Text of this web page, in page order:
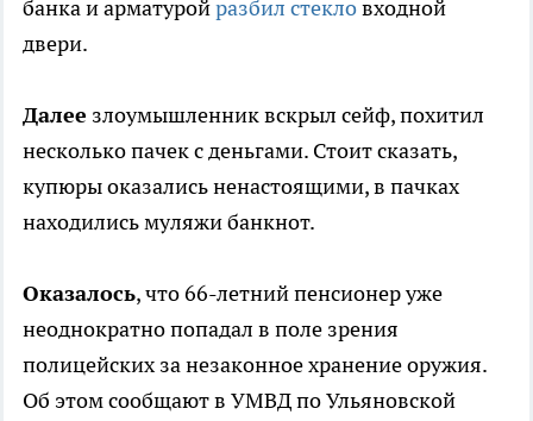
банка и арматуройразбил стекловходной
двери.
Далее злоумышленник вскрыл сейф, похитил
несколько пачек с деньгами. Стоит сказать,
купюры оказались ненастоящими, в пачках
находились муляжи банкнот.
Оказалось, что 66-летний пенсионер уже
неоднократно попадал в поле зрения
полицейских за незаконное хранение оружия.
Об этом сообщают в УМВД по Ульяновской